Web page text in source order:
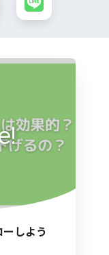
しよう